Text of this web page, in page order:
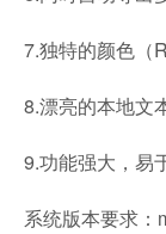
7.独特的颜色（
8.漂亮的本地文
9.功能强大，易
系统版本要求：